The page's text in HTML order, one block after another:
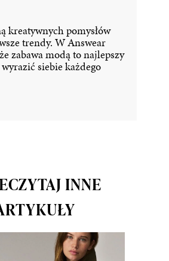
kreatywnych pomysłów
trendy. W Answear
zabawa modą to najlepszy
wyrazić siebie każdego
INNE